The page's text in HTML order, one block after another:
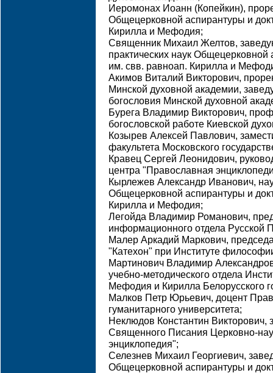
Иеромонах Иоанн (Копейкин),
Общецерковной аспирантуры и
Кирилла и Мефодия;
Священник Михаил Желтов,
практических наук
им. свв. равноап. Кирилла и
Акимов Виталий Викторович,
Минской духовной академии,
богословия Минской духовной
Бурега Владимир Викторович,
богословской работе Киевской
Козырев Алексей Павлович,
факультета Московского
Кравец Сергей Леонидович,
центра "Православная
Кырлежев Александр Иванович,
Общецерковной аспирантуры и
Кирилла и Мефодия;
Легойда Владимир Романович,
информационного отдела Русской
Малер Аркадий Маркович,
"Катехон" при Институте
Мартинович Владимир
учебно-методического отдела
Мефодия и Кирилла Белорусского
Малков Петр Юрьевич, доцент
гуманитарного университета;
Неклюдов Константин
Священного Писания Церковно-
энциклопедия";
Селезнев Михаил Георгиевич,
Общецерковной аспирантуры и